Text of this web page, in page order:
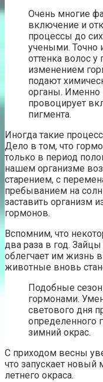
Очень многие
включение и
процессы до
учеными. Точно
оттенка волос
изменением
подают
органы. Именно
провоцирует
пигмента.
Иногда такие
Дело в том, что
только в период
нашем организме
старением, с
пребыванием на
заставить организм
гормонов.
Вспомним, что
два раза в год.
облегчает им жизнь
животные вновь
Подобные
гормонами.
светового дня
определенного
зимний окрас.
С приходом весны
что запускает
летнего окраса.